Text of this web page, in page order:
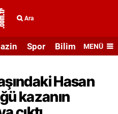
Ara
Spor Bilim veMENÜ
Hasan
kazanın